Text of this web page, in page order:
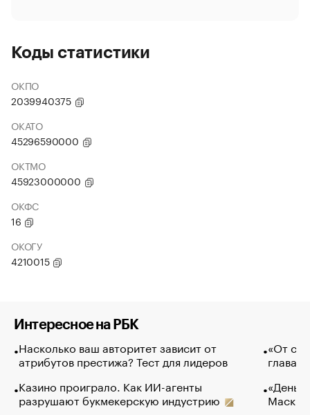
Коды статистики
ОКПО
2039940375
ОКАТО
45296590000
ОКТМО
45923000000
ОКФС
16
ОКОГУ
4210015
Интересное на РБК
Насколько ваш авторитет зависит от
атрибутов престижа? Тест для лидеров
Казино проиграло. Как ИИ-агенты
разрушают букмекерскую индустрию
«От
глава
Маск в